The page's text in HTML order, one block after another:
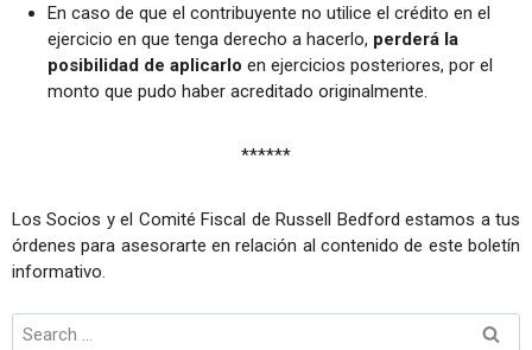
En caso de que el contribuyente no utilice el crédito en el
ejercicio en que tenga derecho a hacerlo, perderá la
posibilidad de aplicarlo en ejercicios posteriores, por el
monto que pudo haber acreditado originalmente.
******
Los Socios y el Comité Fiscal de Russell Bedford estamos a tus
órdenes para asesorarte en relación al contenido de este boletín
informativo.